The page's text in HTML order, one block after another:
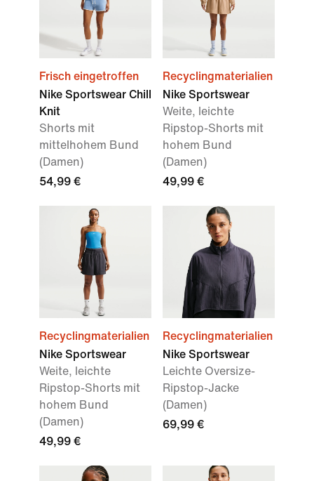
Frisch eingetroffen
Nike Sportswear Chill
Knit
Shorts mit
mittelhohem Bund
(Damen)
54,99 €
Recyclingmaterialien
Nike Sportswear
Weite, leichte
Ripstop-Shorts mit
hohem Bund
(Damen)
49,99 €
Recyclingmaterialien
Nike Sportswear
Weite, leichte
Ripstop-Shorts mit
hohem Bund
(Damen)
49,99 €
Recyclingmaterialien
Nike Sportswear
Leichte Oversize-
Ripstop-Jacke
(Damen)
69,99 €